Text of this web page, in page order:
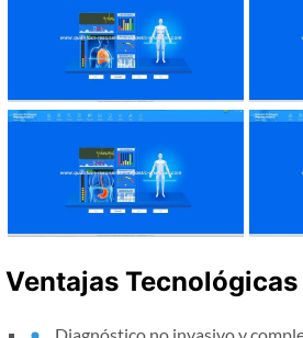
Ventajas Tecnológicas